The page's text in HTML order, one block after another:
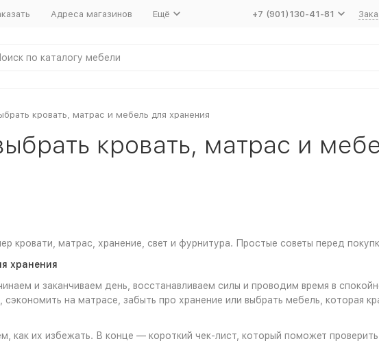
Адреса магазинов Ещё +7 (901)130-41-81
кровать, матрас и мебель для хранения
кровать, матрас и
кровати, матрас, хранение, свет и фурнитура. Простые советы перед
хранения
и заканчиваем день, восстанавливаем силы и проводим время в
на матрасе, забыть про хранение или выбрать мебель, которая
как их избежать. В конце — короткий чек-лист, который поможет